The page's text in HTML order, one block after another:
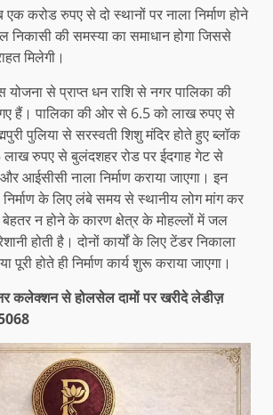
एक करोड रुपए से दो स्थानों पर नाला निर्माण होने
निकासी की समस्या का समाधान होगा जिससे
मिलेगी।
से प्राप्त धन राशि से नगर पालिका की
हैं। पालिका की ओर से 6.5 को लाख रुपए से
पुलिया से सरस्वती शिशु मंदिर होते हुए ब्लॉक
रुपए से बुलंदशहर रोड पर ईदगाह गेट से
आईसीसी नाला निर्माण कराया जाएगा। इन
निर्माण के लिए लंबे समय से स्थानीय लोग मांग कर
न होने के कारण क्षेत्र के मोहल्लों में जल
होती है। दोनों कार्यों के लिए टेंडर निकाला
पूरी होते ही निर्माण कार्य शुरू कराया जाएगा।
कलेक्शन से होलसेल दामों पर खरीदे लेडीज़